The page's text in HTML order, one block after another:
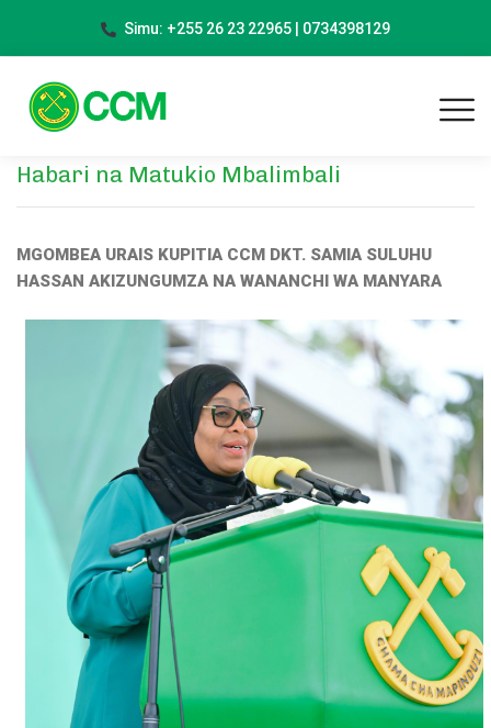
Simu: +255 26 23 22965 | 0734398129
Habari na Matukio Mbalimbali
MGOMBEA URAIS KUPITIA CCM DKT. SAMIA SULUHU
HASSAN AKIZUNGUMZA NA WANANCHI WA MANYARA